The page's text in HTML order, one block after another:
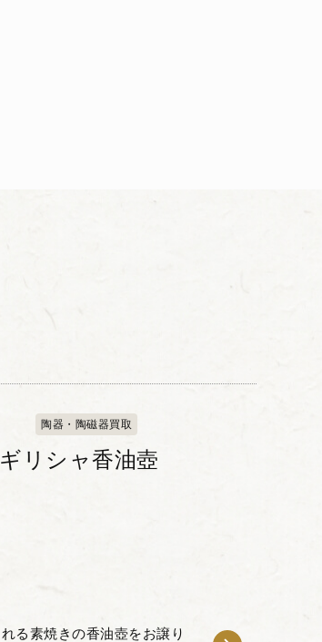
陶器・陶磁器買取
ギリシャ香油壺
る素焼きの香油壺をお譲り